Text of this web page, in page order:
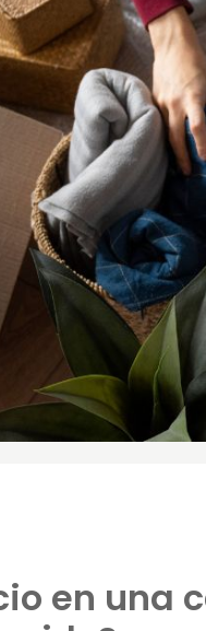
en una